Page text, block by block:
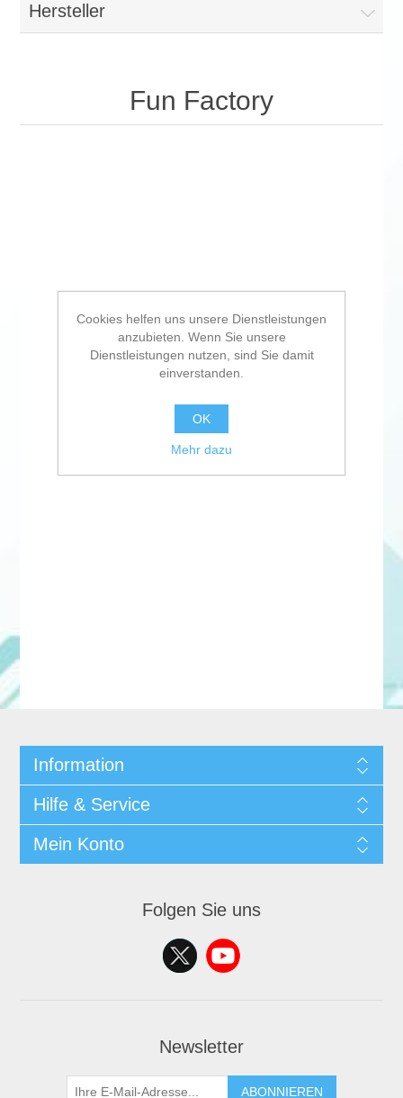
Hersteller
Fun Factory
Information
Hilfe & Service
Mein Konto
Folgen Sie uns
Newsletter
ABONNIEREN
Cookies helfen uns unsere Dienstleistungen
anzubieten. Wenn Sie unsere
Dienstleistungen nutzen, sind Sie damit
einverstanden.
OK
Mehr dazu